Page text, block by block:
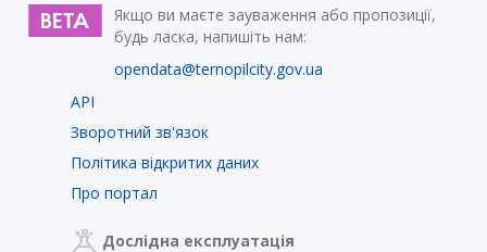
Якщо ви маєте зауваження або пропозиції,
будь ласка, напишіть нам:
opendata@ternopilcity.gov.ua
API
Зворотний зв'язок
Політика відкритих даних
Про портал
Дослідна експлуатація